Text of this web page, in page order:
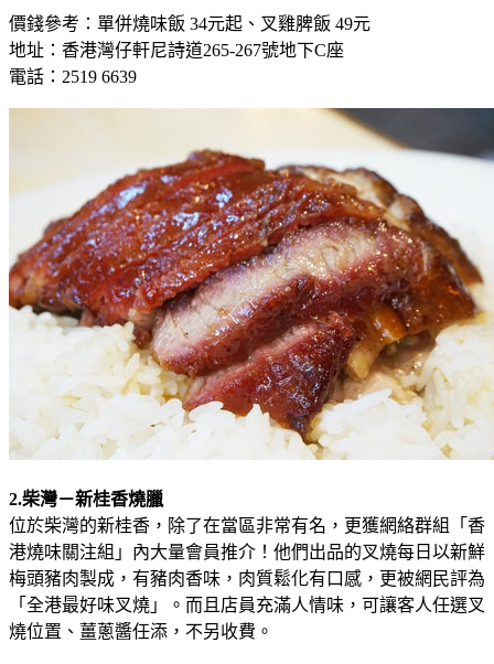
價錢參考：單併燒味飯 34元起、叉雞脾飯 49元
地址：香港灣仔軒尼詩道265-267號地下C座
電話：2519 6639
2.柴灣－新桂香燒臘
位於柴灣的新桂香，除了在當區非常有名，更獲網絡群組「香
港燒味關注組」內大量會員推介！他們出品的叉燒每日以新鮮
梅頭豬肉製成，有豬肉香味，肉質鬆化有口感，更被網民評為
「全港最好味叉燒」。而且店員充滿人情味，可讓客人任選叉
燒位置、薑蔥醬任添，不另收費。